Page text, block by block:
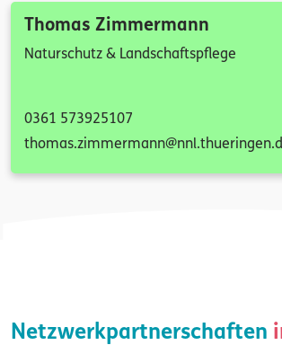
Thomas Zimmermann
Naturschutz & Landschaftspflege
0361 573925107
Netzwerkpartnerschaften